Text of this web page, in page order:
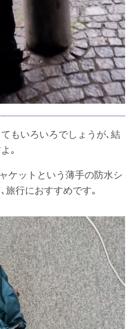
もいろいろでしょうが､結
｡
ケットという薄手の防水シ
旅行におすすめです｡